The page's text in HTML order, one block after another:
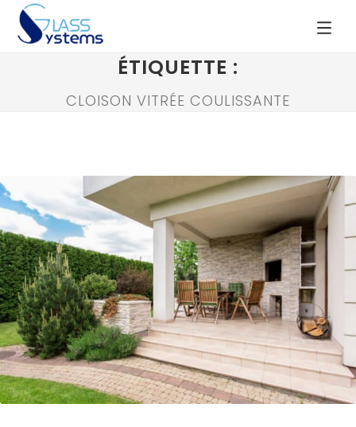
ÉTIQUETTE :
CLOISON VITRÉE COULISSANTE